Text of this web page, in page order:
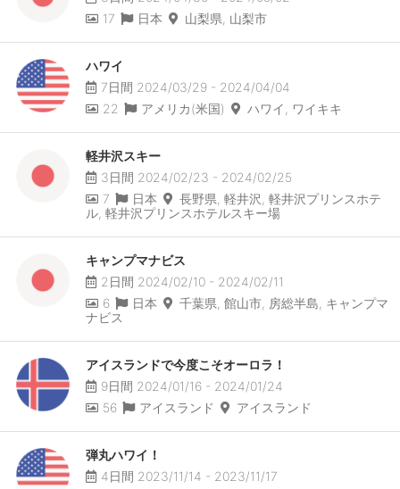
17
日本 山梨県, 山梨市
ハワイ
7日間 2024/03/29 - 2024/04/04
22
アメリカ(米国) ハワイ, ワイキキ
軽井沢スキー
3日間 2024/02/23 - 2024/02/25
7
日本
長野県, 軽井沢, 軽井沢プリンスホテ
ル, 軽井沢プリンスホテルスキー場
キャンプマナビス
2日間 2024/02/10 - 2024/02/11
6
日本
千葉県, 館山市, 房総半島, キャンプマ
ナビス
アイスランドで今度こそオーロラ！
9日間 2024/01/16 - 2024/01/24
56
アイスランド アイスランド
弾丸ハワイ！
4日間 2023/11/14 - 2023/11/17